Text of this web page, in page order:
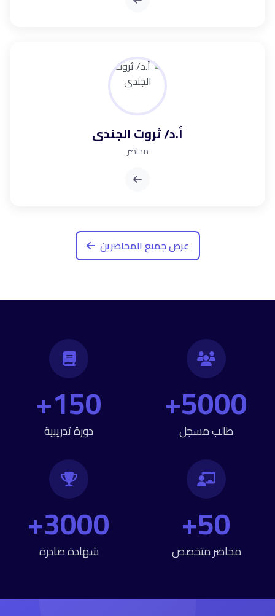
أ.د/ ثروت الجندى
محاضر
عرض جميع المحاضرين
5000+
طالب مسجل
150+
دورة تدريبية
50+
محاضر متخصص
3000+
شهادة صادرة